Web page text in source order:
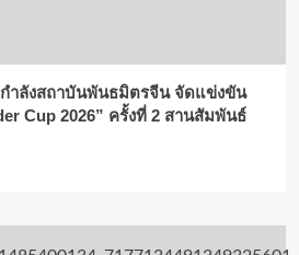
ำลังสถาบันพันธมิตรจีน จัดแข่งขัน
Cup 2026” ครั้งที่ 2 สานสัมพันธ์